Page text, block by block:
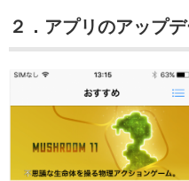
２．アプリのアップ